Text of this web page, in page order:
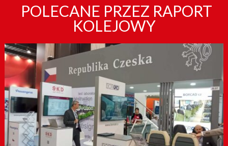
POLECANE PRZEZ RAPORT
KOLEJOWY